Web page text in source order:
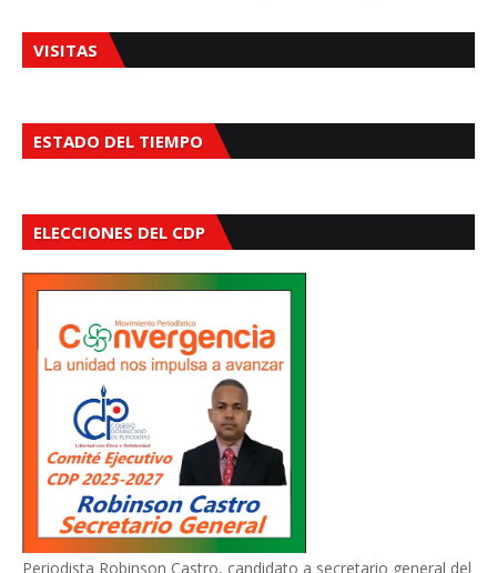
VISITAS
ESTADO DEL TIEMPO
ELECCIONES DEL CDP
Periodista Robinson Castro, candidato a secretario general del